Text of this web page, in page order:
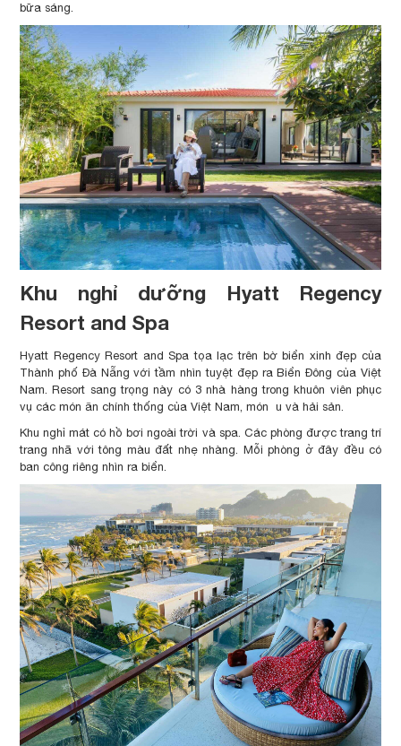
bữa sáng.
Khu nghỉ dưỡng Hyatt Regency
Resort and Spa
Hyatt Regency Resort and Spa tọa lạc trên bờ biển xinh đẹp của
Thành phố Đà Nẵng với tầm nhìn tuyệt đẹp ra Biển Đông của Việt
Nam. Resort sang trọng này có 3 nhà hàng trong khuôn viên phục
vụ các món ăn chính thống của Việt Nam, món u và hải sản.
Khu nghỉ mát có hồ bơi ngoài trời và spa. Các phòng được trang trí
trang nhã với tông màu đất nhẹ nhàng. Mỗi phòng ở đây đều có
ban công riêng nhìn ra biển.